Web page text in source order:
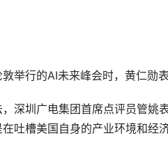
举行的AI未来峰会时，黄仁勋
深圳广电集团首席点评员管姚
吐槽美国自身的产业环境和经